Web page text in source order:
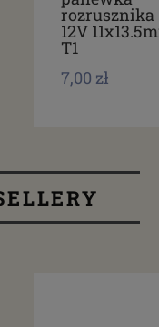
rozrusznika
12V
T1
7,00 zł